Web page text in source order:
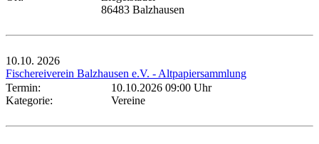
86483 Balzhausen
10.10. 2026
Fischereiverein Balzhausen e.V. - Altpapiersammlung
Termin:
10.10.2026 09:00 Uhr
Kategorie:
Vereine